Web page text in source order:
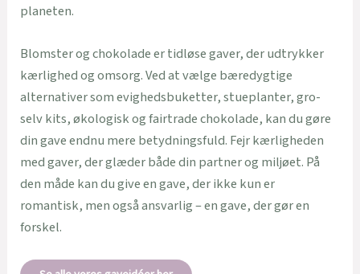
planeten.
Blomster og chokolade er tidløse gaver, der udtrykker
kærlighed og omsorg. Ved at vælge bæredygtige
alternativer som evighedsbuketter, stueplanter, gro-
selv kits, økologisk og fairtrade chokolade, kan du gøre
din gave endnu mere betydningsfuld. Fejr kærligheden
med gaver, der glæder både din partner og miljøet. På
den måde kan du give en gave, der ikke kun er
romantisk, men også ansvarlig – en gave, der gør en
forskel.